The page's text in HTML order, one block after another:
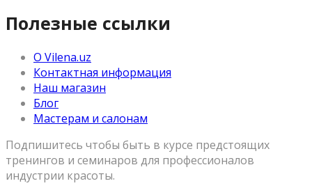
Полезные ссылки
О Vilena.uz
Контактная информация
Наш магазин
Блог
Мастерам и салонам
Подпишитесь чтобы быть в курсе предстоящих
тренингов и семинаров для профессионалов
индустрии красоты.